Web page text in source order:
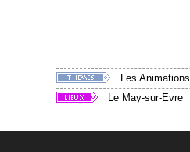
Les Animations
Le May-sur-Evre